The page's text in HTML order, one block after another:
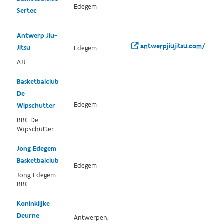
Sertec
Edegem
Antwerp Jiu-
Jitsu
AJJ
Edegem antwerpjiujitsu.com/
Basketbalclub
De
Wipschutter
BBC De
Wipschutter
Edegem
Jong Edegem
Basketbalclub
Jong Edegem
BBC
Edegem
Koninklijke
Deurne
Antwerpen,